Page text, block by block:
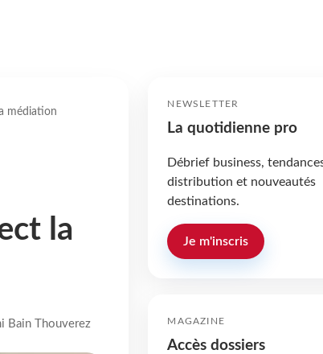
médiation
la
Bain Thouverez
NEWSLETTER
La quotidienne pro
Débrief business,
distribution et nouveautés
destinations.
Je m'inscris
MAGAZINE
Accès dossiers